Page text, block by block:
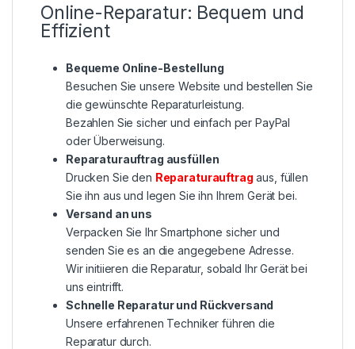
Online-Reparatur: Bequem und
Effizient
Bequeme Online-Bestellung
Besuchen Sie unsere Website und bestellen Sie
die gewünschte Reparaturleistung.
Bezahlen Sie sicher und einfach per PayPal
oder Überweisung.
Reparaturauftrag ausfüllen
Drucken Sie den Reparaturauftrag aus, füllen
Sie ihn aus und legen Sie ihn Ihrem Gerät bei.
Versand an uns
Verpacken Sie Ihr Smartphone sicher und
senden Sie es an die angegebene Adresse.
Wir initiieren die Reparatur, sobald Ihr Gerät bei
uns eintrifft.
Schnelle Reparatur und Rückversand
Unsere erfahrenen Techniker führen die
Reparatur durch.